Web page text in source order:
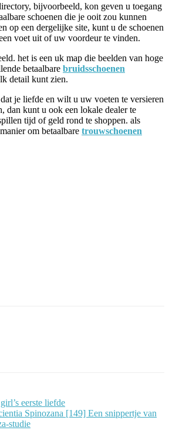
bijvoorbeeld, kon geven u toegang
schoenen die je ooit zou kunnen
op een dergelijke site, kunt u de schoenen
voet uit of uw voordeur te vinden.
het is een uk map die beelden van hoge
betaalbare bruidsschoenen
detail kunt zien.
je liefde en wilt u uw voeten te versieren
dan kunt u ook een lokale dealer te
tijd of geld rond te shoppen. als
om betaalbare trouwschoenen
eerste liefde
Spinozana [149] Een snippertje van
studie